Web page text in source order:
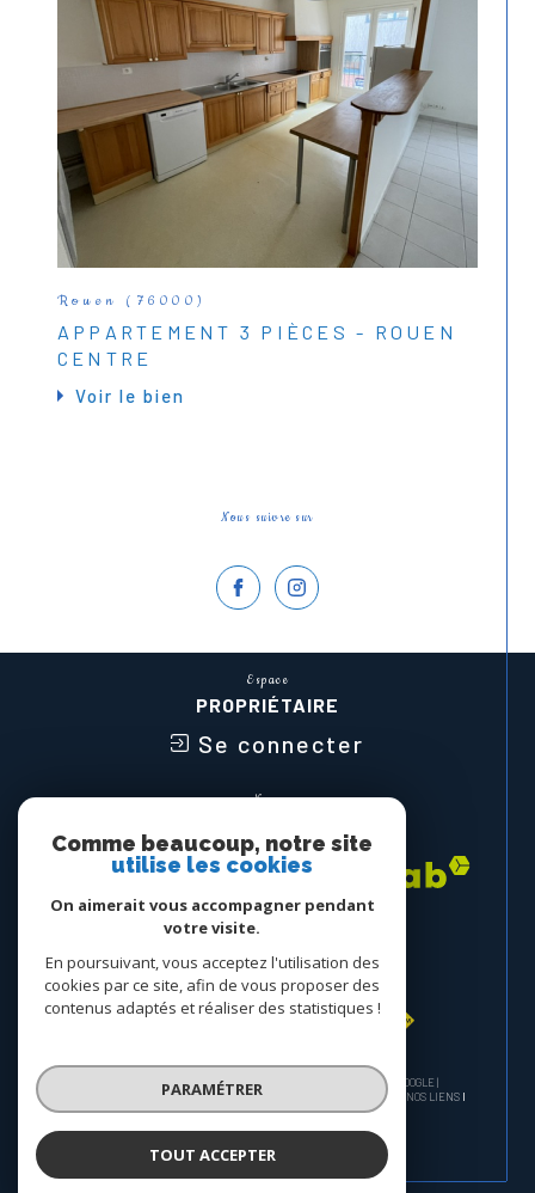
Rouen (76000)
APPARTEMENT 3 PIÈCES - ROUEN
CENTRE
Voir le bien
Nous suivre sur
Espace
PROPRIÉTAIRE
Se connecter
Nous
© 2026 | TOUS DROITS RÉSERVÉS | TRADUCTION POWERED BY GOOGLE |
PLAN DU SITE MENTIONS LÉGALES ADMIN
NOS LIENS
POLITIQUE RGPD
COOKIES
Comme beaucoup, notre site
utilise les cookies
On aimerait vous accompagner pendant
votre visite.
En poursuivant, vous acceptez l'utilisation des
cookies par ce site, afin de vous proposer des
contenus adaptés et réaliser des statistiques !
PARAMÉTRER
TOUT ACCEPTER